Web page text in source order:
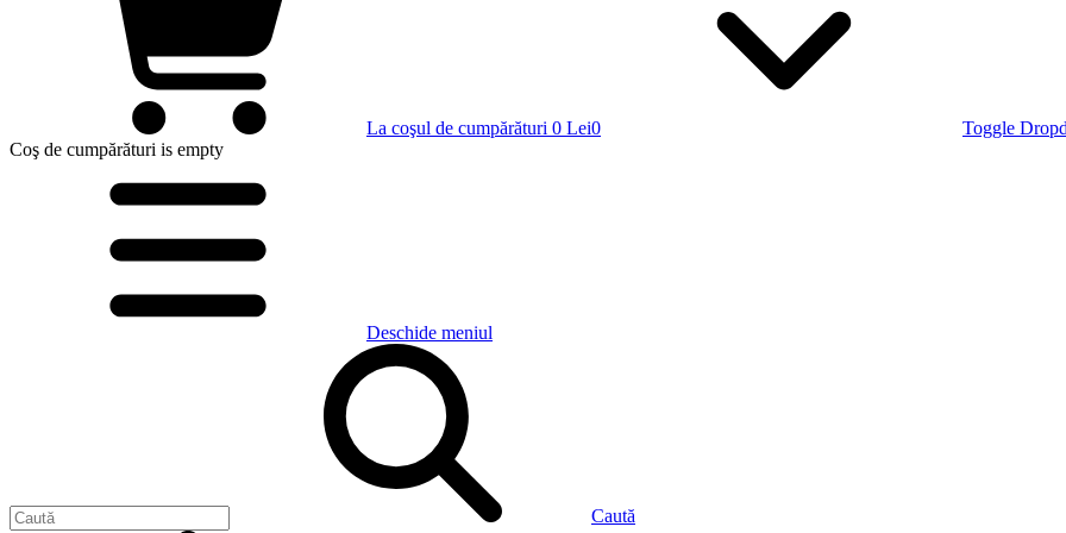
La coşul de cumpărături 0 Lei0
Toggle
Coş de cumpărături is empty
Deschide meniul
Caută